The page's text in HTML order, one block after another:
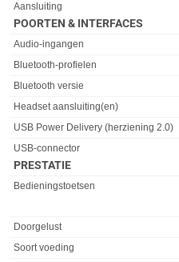
Aansluiting
POORTEN & INTERFACES
Eigenschap Waarde
Audio-ingangen
Bluetooth-profielen
Bluetooth versie
Headset aansluiting(en)
USB Power Delivery (herziening 2.0)
USB-connector
PRESTATIE
Eigenschap Waarde
Bedieningstoetsen
Doorgelust
Soort voeding